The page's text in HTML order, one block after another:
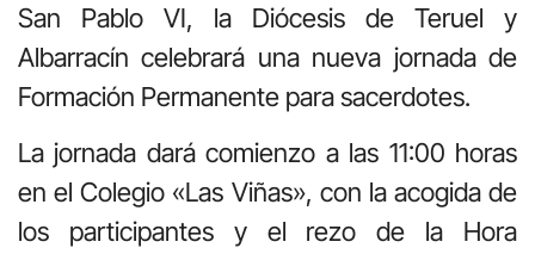
San Pablo VI, la Diócesis de Teruel y
Albarracín celebrará una nueva jornada de
Formación Permanente para sacerdotes.
La jornada dará comienzo a las 11:00 horas
en el Colegio «Las Viñas», con la acogida de
los participantes y el rezo de la Hora